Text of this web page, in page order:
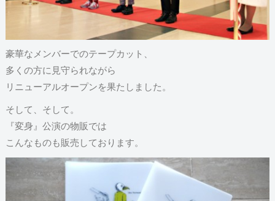
豪華なメンバーでのテープカット、
多くの方に見守られながら
リニューアルオープンを果たしました。
そして、そして。
『変身』公演の物販では
こんなものも販売しております。